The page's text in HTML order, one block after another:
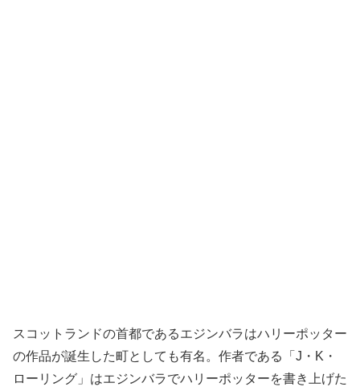
スコットランドの首都であるエジンバラはハリーポッター
の作品が誕生した町としても有名。作者である「J・K・
ローリング」はエジンバラでハリーポッターを書き上げた